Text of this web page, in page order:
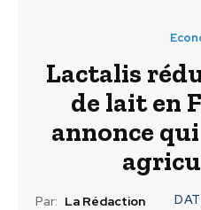
Lactalis
de lait en
annonce
Par: La Rédaction